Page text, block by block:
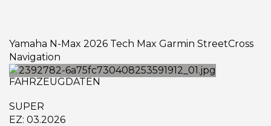
Yamaha N-Max 2026 Tech Max Garmin StreetCross
Navigation
FAHRZEUGDATEN
SUPER
EZ: 03.2026